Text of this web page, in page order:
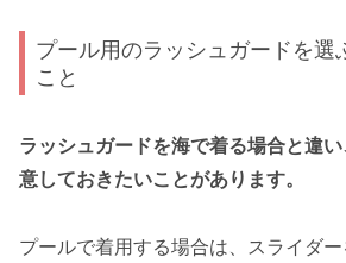
プール用のラッシュガードを選
こと
ラッシュガードを海で着る場合と違
意しておきたいことがあります。
プールで着用する場合は、スライダ